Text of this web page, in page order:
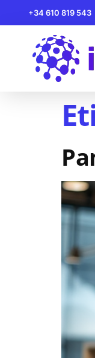
+34 610 819 543